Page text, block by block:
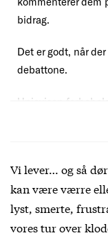
bidrag.
Det er godt, når
debattone.
Uniavisen
Vi lever… og så
kan være værre
lyst, smerte,
vores tur over